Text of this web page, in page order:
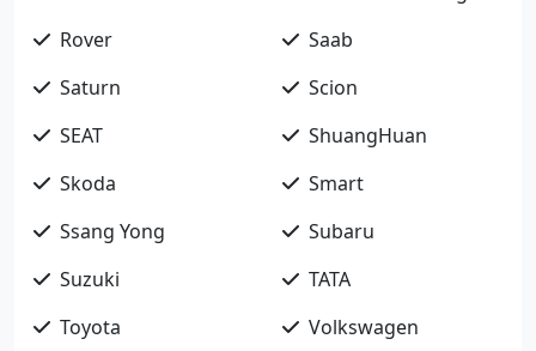
Rover
Saab
Saturn
Scion
SEAT
ShuangHuan
Skoda
Smart
Ssang Yong
Subaru
Suzuki
TATA
Toyota
Volkswagen